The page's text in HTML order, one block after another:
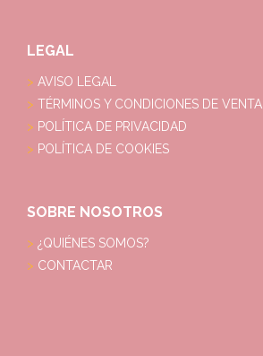
LEGAL
AVISO LEGAL
TÉRMINOS Y CONDICIONES DE VENTA
POLÍTICA DE PRIVACIDAD
POLÍTICA DE COOKIES
SOBRE NOSOTROS
¿QUIÉNES SOMOS?
CONTACTAR